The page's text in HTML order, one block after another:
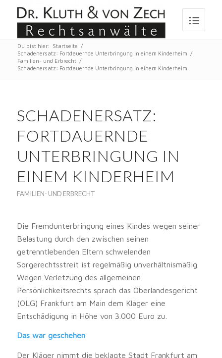
Du bist hier: Startseite
/
Schadenersatz: Fortdauernde Unterbringung in einem Kinderheim
/
Familien- und Erbrecht /
Schadenersatz: Fortdauernde Unterbringung in einem Kinderheim
SCHADENERSATZ:
FORTDAUERNDE
UNTERBRINGUNG IN
EINEM KINDERHEIM
FAMILIEN- UND ERBRECHT
Die Fremdunterbringung eines Kindes wegen seiner
Belastung durch den zwischen seinen
getrenntlebenden Eltern schwelenden
Sorgerechtsstreit ist regelmäßig unverhältnismäßig.
Wegen Verletzung des allgemeinen
Persönlichkeitsrechts sprach das Oberlandesgericht
(OLG) Frankfurt am Main dem Kläger eine
Entschädigung in Höhe von 3.000 Euro zu.
Das war geschehen
Der Kläger nimmt die beklagte Stadt Frankfurt am